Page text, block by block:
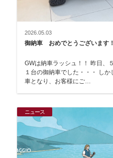
2026.05.03
御納車 おめでとうございます！
GWは納車ラッシュ！！ 昨日、５月２日（土）は、かなりレアな
１台の御納車でした・・・ しかし、私のミスで２日遅れの御納
車となり、お客様にご…
ニュース